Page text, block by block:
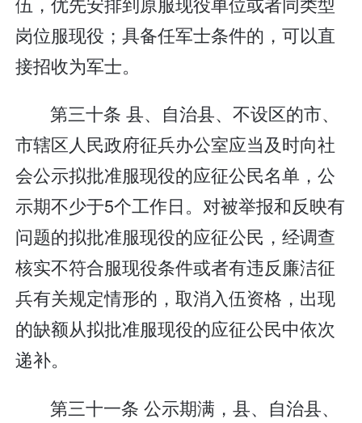
岗位服现役；具备任军士条件的，可以直
接招收为军士。
第三十条 县、自治县、不设区的市、
市辖区人民政府征兵办公室应当及时向社
会公示拟批准服现役的应征公民名单，公
示期不少于5个工作日。对被举报和反映有
问题的拟批准服现役的应征公民，经调查
核实不符合服现役条件或者有违反廉洁征
兵有关规定情形的，取消入伍资格，出现
的缺额从拟批准服现役的应征公民中依次
递补。
第三十一条 公示期满，县、自治县、